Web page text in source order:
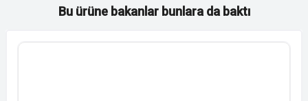
Bu ürüne bakanlar bunlara da baktı